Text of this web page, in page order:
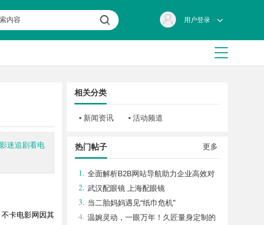
用户登录
迷追剧看电
卡电影网因其
相关分类
• 新闻资讯 • 活动频道
更多
热门帖子
1. 全面解析B2B网站导航助力企业高效对
接商机
2. 武汉配眼镜 上海配眼镜
3. 当二胎妈妈遇见“纸巾危机”
4. 温婉灵动，一眼万年！久匠量身定制的